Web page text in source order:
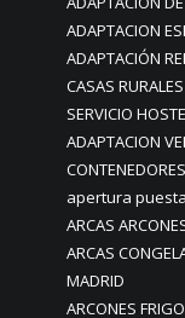
ADAPTACION
ADAPTACIÓN
CASAS
SERVICIO
ADAPTACION
apertura
ARCAS
ARCAS
MADRID
ARCONES